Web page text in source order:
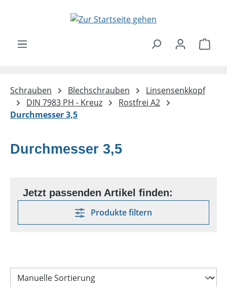
Zum Hauptinhalt springen
Schrauben Blechschrauben
Linsensenkkopf
DIN 7983 PH - Kreuz
Rostfrei A2
Durchmesser 3,5
Durchmesser 3,5
Produkte filtern